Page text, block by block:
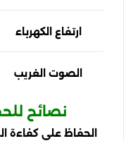
ارتفاع الكهرباء
الصوت الغريب
نصائح
الحفاظ على